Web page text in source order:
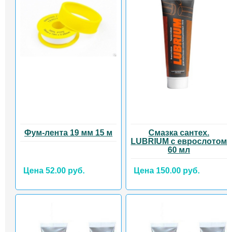
Фум-лента 19 мм 15 м
Цена 52.00 руб.
Смазка сантех.
LUBRIUM с еврослотом
60 мл
Цена 150.00 руб.